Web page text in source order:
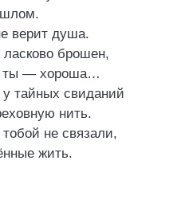
верит душа.
ласково брошен,
ты — хороша…
тайных свиданий
нить.
не связали,
жить.